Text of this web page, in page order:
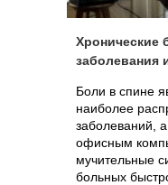
Хронические
заболевания
Боли в спине
наиболее
заболеваний,
офисным
мучительные
больных